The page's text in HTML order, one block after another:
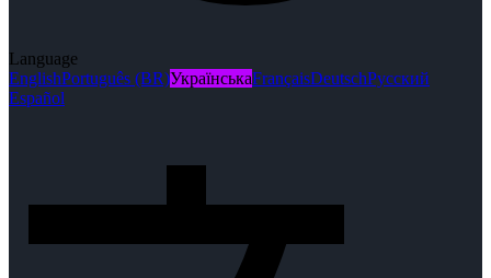
Language
EnglishPortuguês (BR)УкраїнськаFrançaisDeutschРусский
Español